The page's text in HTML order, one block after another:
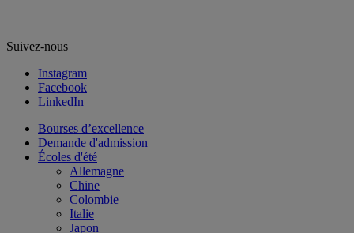
Suivez-nous
Instagram
Facebook
LinkedIn
Bourses d’excellence
Demande d'admission
Écoles d'été
Allemagne
Chine
Colombie
Italie
Japon